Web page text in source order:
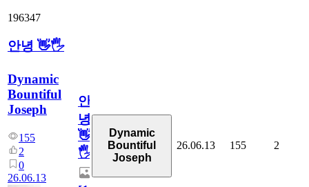
196347
안녕 👋🖐
Dynamic
Bountiful
Joseph
155
2
0
26.06.13
안
녕
👋
🖐
Dynamic
Bountiful
Joseph
26.06.13 155 2